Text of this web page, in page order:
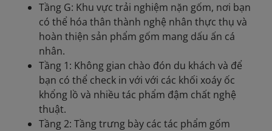
Tầng G: Khu vực trải nghiệm nặn gốm, nơi bạn
có thể hóa thân thành nghệ nhân thực thụ và
hoàn thiện sản phẩm gốm mang dấu ấn cá
nhân.
Tầng 1: Không gian chào đón du khách và để
bạn có thể check in với với các khối xoáy ốc
khổng lồ và nhiều tác phẩm đậm chất nghệ
thuật.
Tầng 2: Tầng trưng bày các tác phẩm gốm